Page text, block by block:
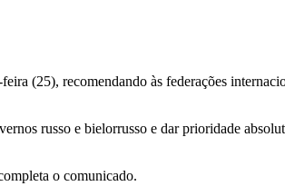
(25), recomendando às federações
russo e bielorrusso e dar prioridade
o comunicado.